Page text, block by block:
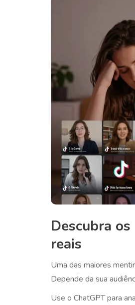
Descubra
reais
Uma das maiores
Depende da sua
Use o ChatGPT para